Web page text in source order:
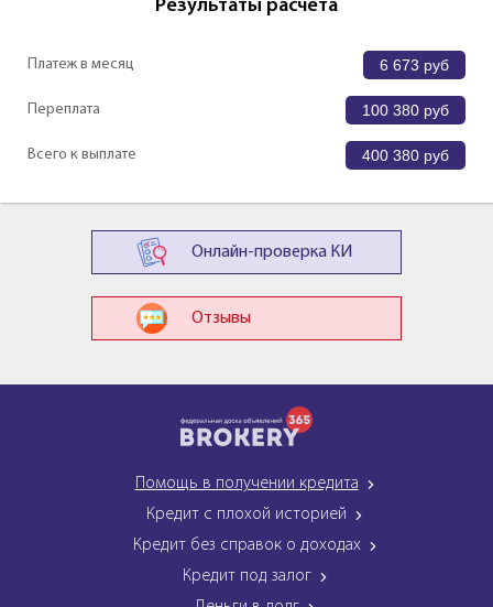
Результаты расчета
Платеж в месяц 6 673 руб
Переплата 100 380 руб
Всего к выплате 400 380 руб
Онлайн-проверка КИ
Отзывы
Помощь в получении кредита
Кредит с плохой историей
Кредит без справок о доходах
Кредит под залог